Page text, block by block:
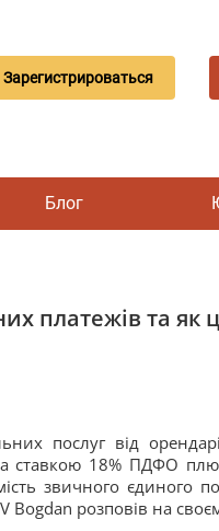
Зарегистрироваться
Блог
платежів та як
послуг від
ставкою 18% ПДФО
звичного єдиного
Bogdan розповів на